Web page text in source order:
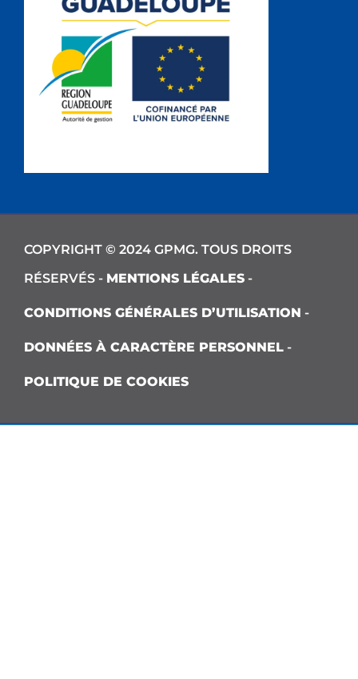
COPYRIGHT © 2024 GPMG. TOUS DROITS
RÉSERVÉS - MENTIONS LÉGALES -
CONDITIONS GÉNÉRALES D’UTILISATION -
DONNÉES À CARACTÈRE PERSONNEL -
POLITIQUE DE COOKIES